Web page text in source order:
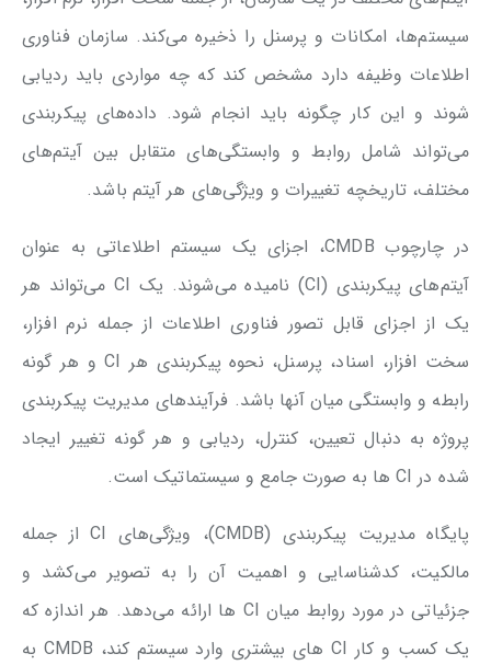
سیستم‌ها، امکانات و پرسنل را ذخیره می‌کند. سازمان فناوری
اطلاعات وظیفه دارد مشخص کند که چه مواردی باید ردیابی
شوند و این کار چگونه باید انجام شود. داده‌های پیکربندی
می‌تواند شامل روابط و وابستگی‌های متقابل بین آیتم‌های
مختلف، تاریخچه تغییرات و ویژگی‌های هر آیتم باشد.
در چارچوب CMDB، اجزای یک سیستم اطلاعاتی به عنوان
آیتم‌های پیکربندی (CI) نامیده می‌شوند. یک CI می‌تواند هر
یک از اجزای قابل تصور فناوری اطلاعات از جمله نرم افزار،
سخت افزار، اسناد، پرسنل، نحوه پیکربندی هر CI و هر گونه
رابطه و وابستگی میان آنها باشد. فرآیندهای مدیریت پیکربندی
پروژه به دنبال تعیین، کنترل، ردیابی و هر گونه تغییر ایجاد
شده در CI ها به صورت جامع و سیستماتیک است.
پایگاه مدیریت پیکربندی (CMDB)، ویژگی‌های CI از جمله
مالکیت، کدشناسایی و اهمیت آن را به تصویر می‌کشد و
جزئیاتی در مورد روابط میان CI ها ارائه می‌دهد. هر اندازه که
یک کسب و کار CI های بیشتری وارد سیستم کند، CMDB به